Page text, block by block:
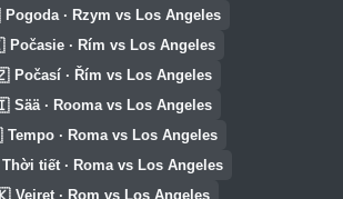
Pogoda · Rzym vs Los Angeles
Počasie · Rím vs Los Angeles
Počasí · Řím vs Los Angeles
Sää · Rooma vs Los Angeles
Tempo · Roma vs Los Angeles
Thời tiết · Roma vs Los Angeles
Vejret · Rom vs Los Angeles